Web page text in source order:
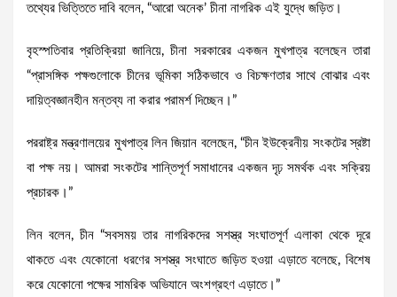
তথ্যের ভিত্তিতে দাবি বলেন, “আরো অনেক’ চীনা নাগরিক এই যুদ্ধে জড়িত।
বৃহস্পতিবার প্রতিক্রিয়া জানিয়ে, চীনা সরকারের একজন মুখপাত্র বলেছেন তারা
“প্রাসঙ্গিক পক্ষগুলোকে চীনের ভূমিকা সঠিকভাবে ও বিচক্ষণতার সাথে বোঝার এবং
দায়িত্বজ্ঞানহীন মন্তব্য না করার পরামর্শ দিচ্ছেন।”
পররাষ্ট্র মন্ত্রণালয়ের মুখপাত্র লিন জিয়ান বলেছেন, “চীন ইউক্রেনীয় সংকটের স্রষ্টা
বা পক্ষ নয়। আমরা সংকটের শান্তিপূর্ণ সমাধানের একজন দৃঢ় সমর্থক এবং সক্রিয়
প্রচারক।”
লিন বলেন, চীন “সবসময় তার নাগরিকদের সশস্ত্র সংঘাতপূর্ণ এলাকা থেকে দূরে
থাকতে এবং যেকোনো ধরণের সশস্ত্র সংঘাতে জড়িত হওয়া এড়াতে বলেছে, বিশেষ
করে যেকোনো পক্ষের সামরিক অভিযানে অংশগ্রহণ এড়াতে।”